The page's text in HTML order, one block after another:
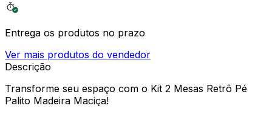
Entrega os produtos no prazo
Ver mais produtos do vendedor
Descrição
Transforme seu espaço com o Kit 2 Mesas Retrô Pé
Palito Madeira Maciça!